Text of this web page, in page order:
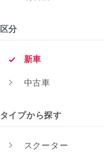
区分
新車
中古車
タイプから探す
スクーター